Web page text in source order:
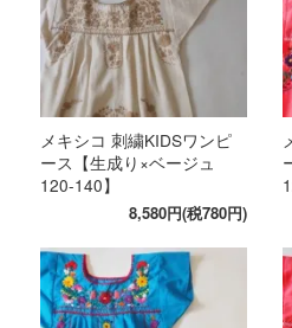
メキシコ 刺繍KIDSワンピ
ース【生成り×ベージュ
120-140】
8,580円(税780円)